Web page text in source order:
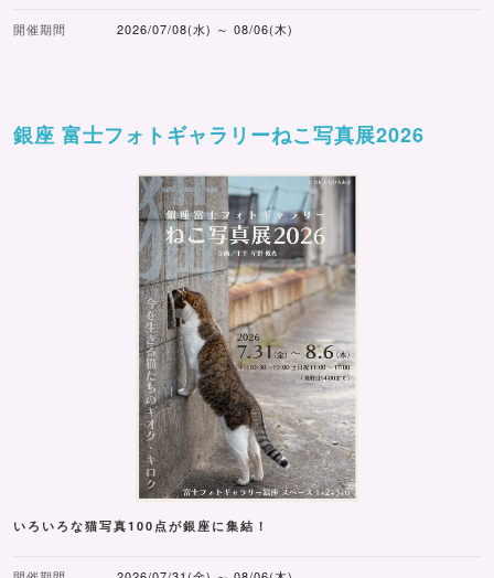
開催期間 2026/07/08(水) ～ 08/06(木)
銀座 富士フォトギャラリーねこ写真展2026
いろいろな猫写真100点が銀座に集結！